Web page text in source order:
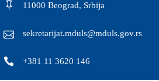
11000 Beograd, Srbija
sekretarijat.mduls@mduls.gov.rs
+381 11 3620 146